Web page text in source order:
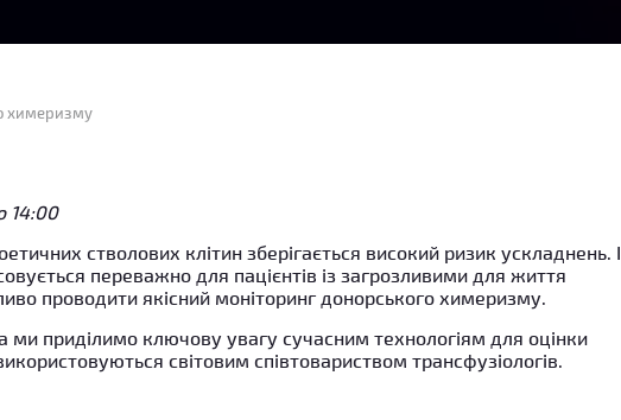
химеризму
14:00
стволових клітин зберігається високий ризик ускладнень. І
переважно для пацієнтів із загрозливими для життя
проводити якісний моніторинг донорського химеризму.
ми приділимо ключову увагу сучасним технологіям для оцінки
світовим співтовариством трансфузіологів.